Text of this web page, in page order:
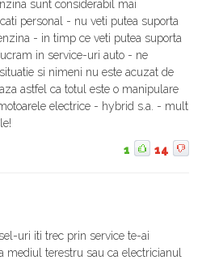
sunt considerabil mai
personal - nu veti putea suporta
- in timp ce veti putea suporta
in service-uri auto - ne
si nimeni nu este acuzat de
astfel ca totul este o manipulare
electrice - hybrid s.a. - mult
1 14
uri iti trec prin service te-ai
mediul terestru sau ca electricianul